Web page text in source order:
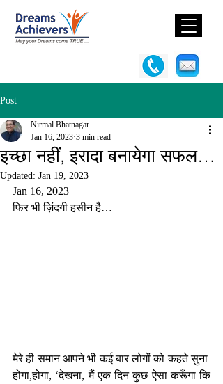
Post
इच्छा नहीं, इरादा बनायेगा सफल…
Nirmal Bhatnagar
Jan 16, 2023 3 min read
Updated: Jan 19, 2023
Jan 16, 2023
फिर भी ज़िंदगी हसीन है…
मेरे ही समान आपने भी कई बार लोगों को कहते सुना
होगा,होगा, ‘देखना, मैं एक दिन कुछ ऐसा करूँगा कि